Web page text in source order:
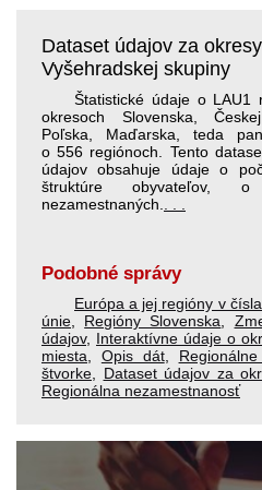
Dataset údajov za okresy
Vyšehradskej skupiny
Štatistické údaje o LAU1
okresoch Slovenska,
Poľska, Maďarska, teda
o 556 regiónoch. Tento
údajov obsahuje údaje o
štruktúre obyvateľov,
nezamestnaných.. . .
Podobné správy
Európa a jej regióny v
únie, Regióny Slovenska,
údajov, Interaktívne údaje o
miesta, Opis dát,
štvorke, Dataset údajov za
Regionálna nezamestnanosť